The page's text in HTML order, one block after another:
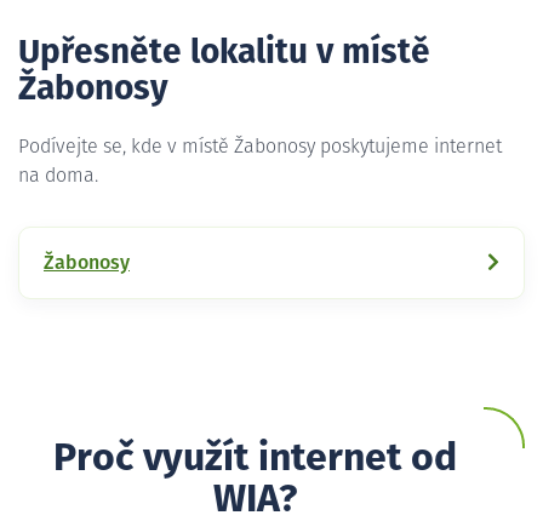
Upřesněte lokalitu v místě
Žabonosy
Podívejte se, kde v místě Žabonosy poskytujeme internet
na doma.
Žabonosy
Proč využít internet od
WIA?